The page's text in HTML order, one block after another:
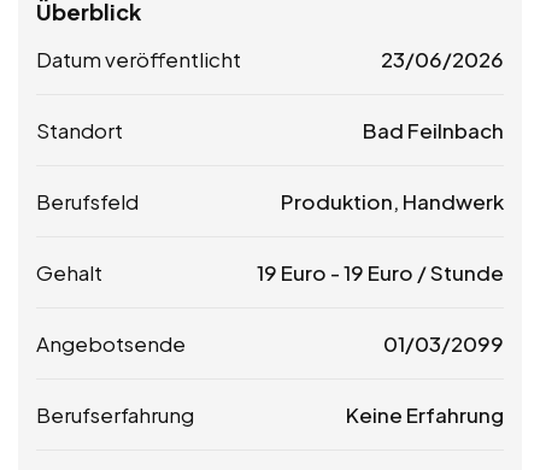
Überblick
Datum veröffentlicht 23/06/2026
Standort Bad Feilnbach
Berufsfeld Produktion, Handwerk
Gehalt 19 Euro -19 Euro / Stunde
Angebotsende 01/03/2099
Berufserfahrung Keine Erfahrung